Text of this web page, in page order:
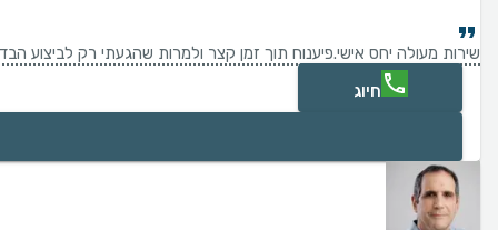
שירות מעולה יחס אישי.פיענוח תוך זמן קצר ולמרות שהגעתי רק
חיוג